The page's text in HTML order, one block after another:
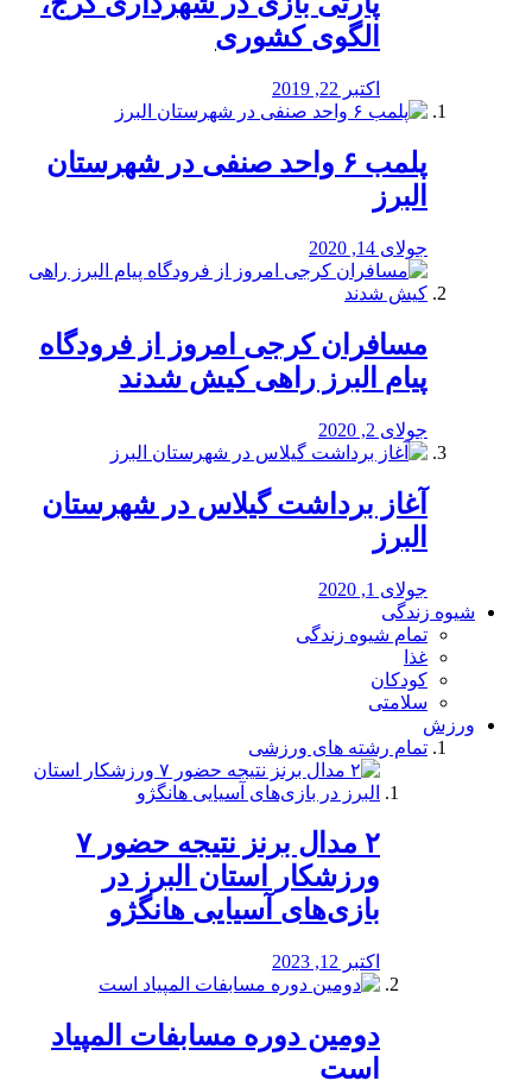
الگوی کشوری
اکتبر 22, 2019
پلمب ۶ واحد صنفی در شهرستان
البرز
جولای 14, 2020
مسافران کرجی امروز از فرودگاه
پیام البرز راهی کیش شدند
جولای 2, 2020
آغاز برداشت گیلاس در شهرستان
البرز
جولای 1, 2020
شیوه زندگی
تمام شیوه زندگی
غذا
کودکان
سلامتی
ورزش
تمام رشته های ورزشی
۲ مدال برنز نتیجه حضور ۷
ورزشکار استان البرز در
بازی‌های آسیایی هانگژو
اکتبر 12, 2023
دومین دوره مسابفات المپیاد
است